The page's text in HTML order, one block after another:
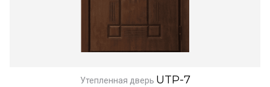
Утепленная дверь UTP-7